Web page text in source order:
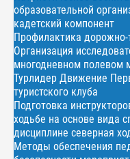
образовательной
кадетский компонент
Профилактика дорожно-
Организация
многодневном полевом
Турлидер Движение
туристского клуба
Подготовка
ходьбе на основе вида
дисциплине северная
Методы обеспечения